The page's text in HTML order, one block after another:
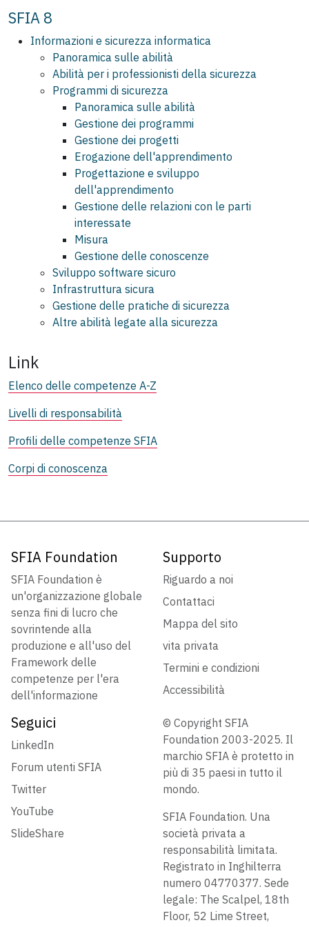
SFIA 8
Informazioni e sicurezza informatica
Panoramica sulle abilità
Abilità per i professionisti della sicurezza
Programmi di sicurezza
Panoramica sulle abilità
Gestione dei programmi
Gestione dei progetti
Erogazione dell'apprendimento
Progettazione e sviluppo
dell'apprendimento
Gestione delle relazioni con le parti
interessate
Misura
Gestione delle conoscenze
Sviluppo software sicuro
Infrastruttura sicura
Gestione delle pratiche di sicurezza
Altre abilità legate alla sicurezza
Link
Elenco delle competenze A-Z
Livelli di responsabilità
Profili delle competenze SFIA
Corpi di conoscenza
SFIA Foundation
SFIA Foundation è
un'organizzazione globale
senza fini di lucro che
sovrintende alla
produzione e all'uso del
Framework delle
competenze per l'era
dell'informazione
Supporto
Riguardo a noi
Contattaci
Mappa del sito
vita privata
Termini e condizioni
Accessibilità
Seguici
LinkedIn
Forum utenti SFIA
Twitter
YouTube
SlideShare
© Copyright SFIA
Foundation 2003-2025. Il
marchio SFIA è protetto in
più di 35 paesi in tutto il
mondo.
SFIA Foundation. Una
società privata a
responsabilità limitata.
Registrato in Inghilterra
numero 04770377. Sede
legale: The Scalpel, 18th
Floor, 52 Lime Street,